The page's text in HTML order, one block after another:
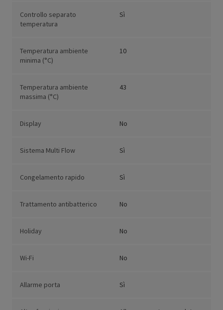
Controllo separato
temperatura
Sì
Temperatura ambiente
minima (°C)
10
Temperatura ambiente
massima (°C)
43
Display No
Sistema Multi Flow Sì
Congelamento rapido Sì
Trattamento antibatterico No
Holiday No
Wi-Fi No
Allarme porta Sì